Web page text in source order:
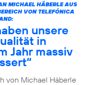
MICHAEL HÄBERLE AUS
VON TELEFÓNICA
unsere
in
Jahr massiv
von Michael Häberle